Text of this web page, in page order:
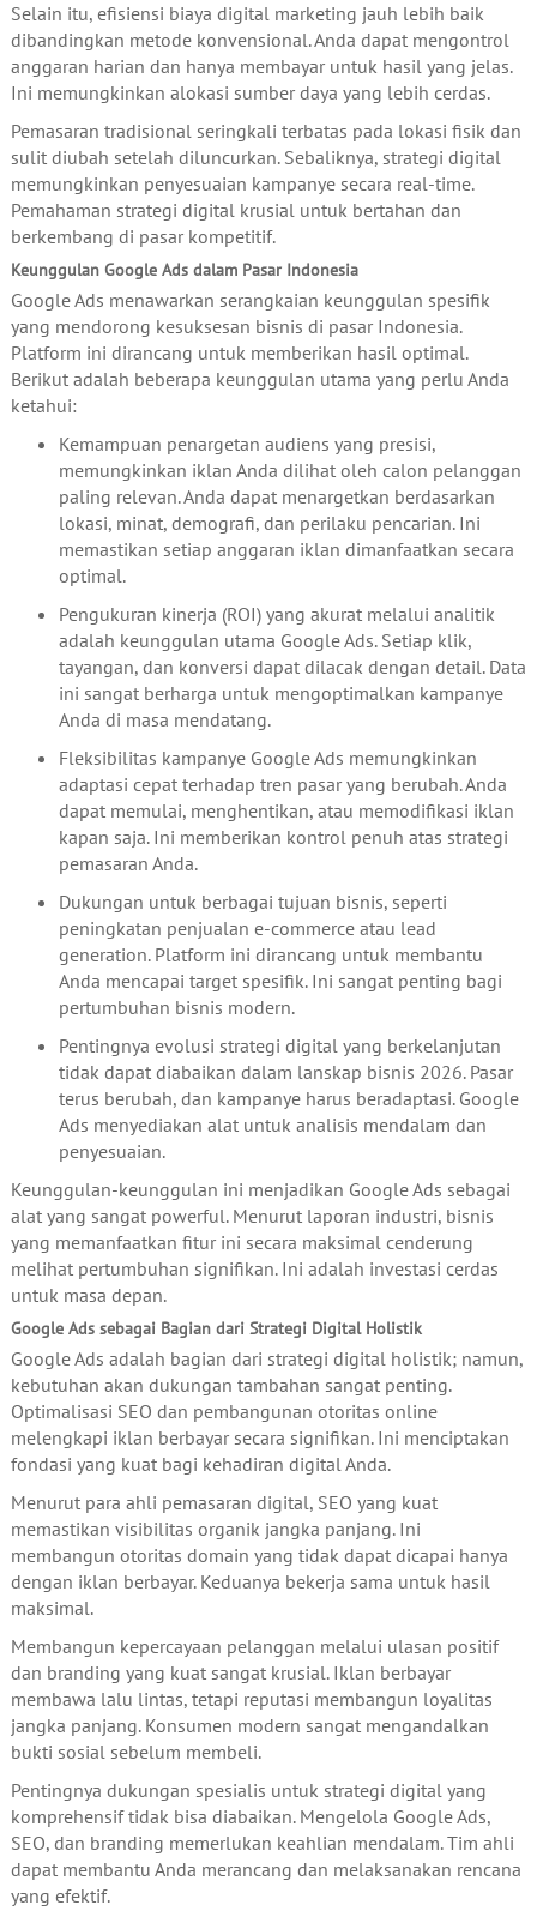
Selain itu, efisiensi biaya digital marketing jauh lebih baik
dibandingkan metode konvensional. Anda dapat mengontrol
anggaran harian dan hanya membayar untuk hasil yang jelas.
Ini memungkinkan alokasi sumber daya yang lebih cerdas.
Pemasaran tradisional seringkali terbatas pada lokasi fisik dan
sulit diubah setelah diluncurkan. Sebaliknya, strategi digital
memungkinkan penyesuaian kampanye secara real-time.
Pemahaman strategi digital krusial untuk bertahan dan
berkembang di pasar kompetitif.
Keunggulan Google Ads dalam Pasar Indonesia
Google Ads menawarkan serangkaian keunggulan spesifik
yang mendorong kesuksesan bisnis di pasar Indonesia.
Platform ini dirancang untuk memberikan hasil optimal.
Berikut adalah beberapa keunggulan utama yang perlu Anda
ketahui:
Kemampuan penargetan audiens yang presisi,
memungkinkan iklan Anda dilihat oleh calon pelanggan
paling relevan. Anda dapat menargetkan berdasarkan
lokasi, minat, demografi, dan perilaku pencarian. Ini
memastikan setiap anggaran iklan dimanfaatkan secara
optimal.
Pengukuran kinerja (ROI) yang akurat melalui analitik
adalah keunggulan utama Google Ads. Setiap klik,
tayangan, dan konversi dapat dilacak dengan detail. Data
ini sangat berharga untuk mengoptimalkan kampanye
Anda di masa mendatang.
Fleksibilitas kampanye Google Ads memungkinkan
adaptasi cepat terhadap tren pasar yang berubah. Anda
dapat memulai, menghentikan, atau memodifikasi iklan
kapan saja. Ini memberikan kontrol penuh atas strategi
pemasaran Anda.
Dukungan untuk berbagai tujuan bisnis, seperti
peningkatan penjualan e-commerce atau lead
generation. Platform ini dirancang untuk membantu
Anda mencapai target spesifik. Ini sangat penting bagi
pertumbuhan bisnis modern.
Pentingnya evolusi strategi digital yang berkelanjutan
tidak dapat diabaikan dalam lanskap bisnis 2026. Pasar
terus berubah, dan kampanye harus beradaptasi. Google
Ads menyediakan alat untuk analisis mendalam dan
penyesuaian.
Keunggulan-keunggulan ini menjadikan Google Ads sebagai
alat yang sangat powerful. Menurut laporan industri, bisnis
yang memanfaatkan fitur ini secara maksimal cenderung
melihat pertumbuhan signifikan. Ini adalah investasi cerdas
untuk masa depan.
Google Ads sebagai Bagian dari Strategi Digital Holistik
Google Ads adalah bagian dari strategi digital holistik; namun,
kebutuhan akan dukungan tambahan sangat penting.
Optimalisasi SEO dan pembangunan otoritas online
melengkapi iklan berbayar secara signifikan. Ini menciptakan
fondasi yang kuat bagi kehadiran digital Anda.
Menurut para ahli pemasaran digital, SEO yang kuat
memastikan visibilitas organik jangka panjang. Ini
membangun otoritas domain yang tidak dapat dicapai hanya
dengan iklan berbayar. Keduanya bekerja sama untuk hasil
maksimal.
Membangun kepercayaan pelanggan melalui ulasan positif
dan branding yang kuat sangat krusial. Iklan berbayar
membawa lalu lintas, tetapi reputasi membangun loyalitas
jangka panjang. Konsumen modern sangat mengandalkan
bukti sosial sebelum membeli.
Pentingnya dukungan spesialis untuk strategi digital yang
komprehensif tidak bisa diabaikan. Mengelola Google Ads,
SEO, dan branding memerlukan keahlian mendalam. Tim ahli
dapat membantu Anda merancang dan melaksanakan rencana
yang efektif.